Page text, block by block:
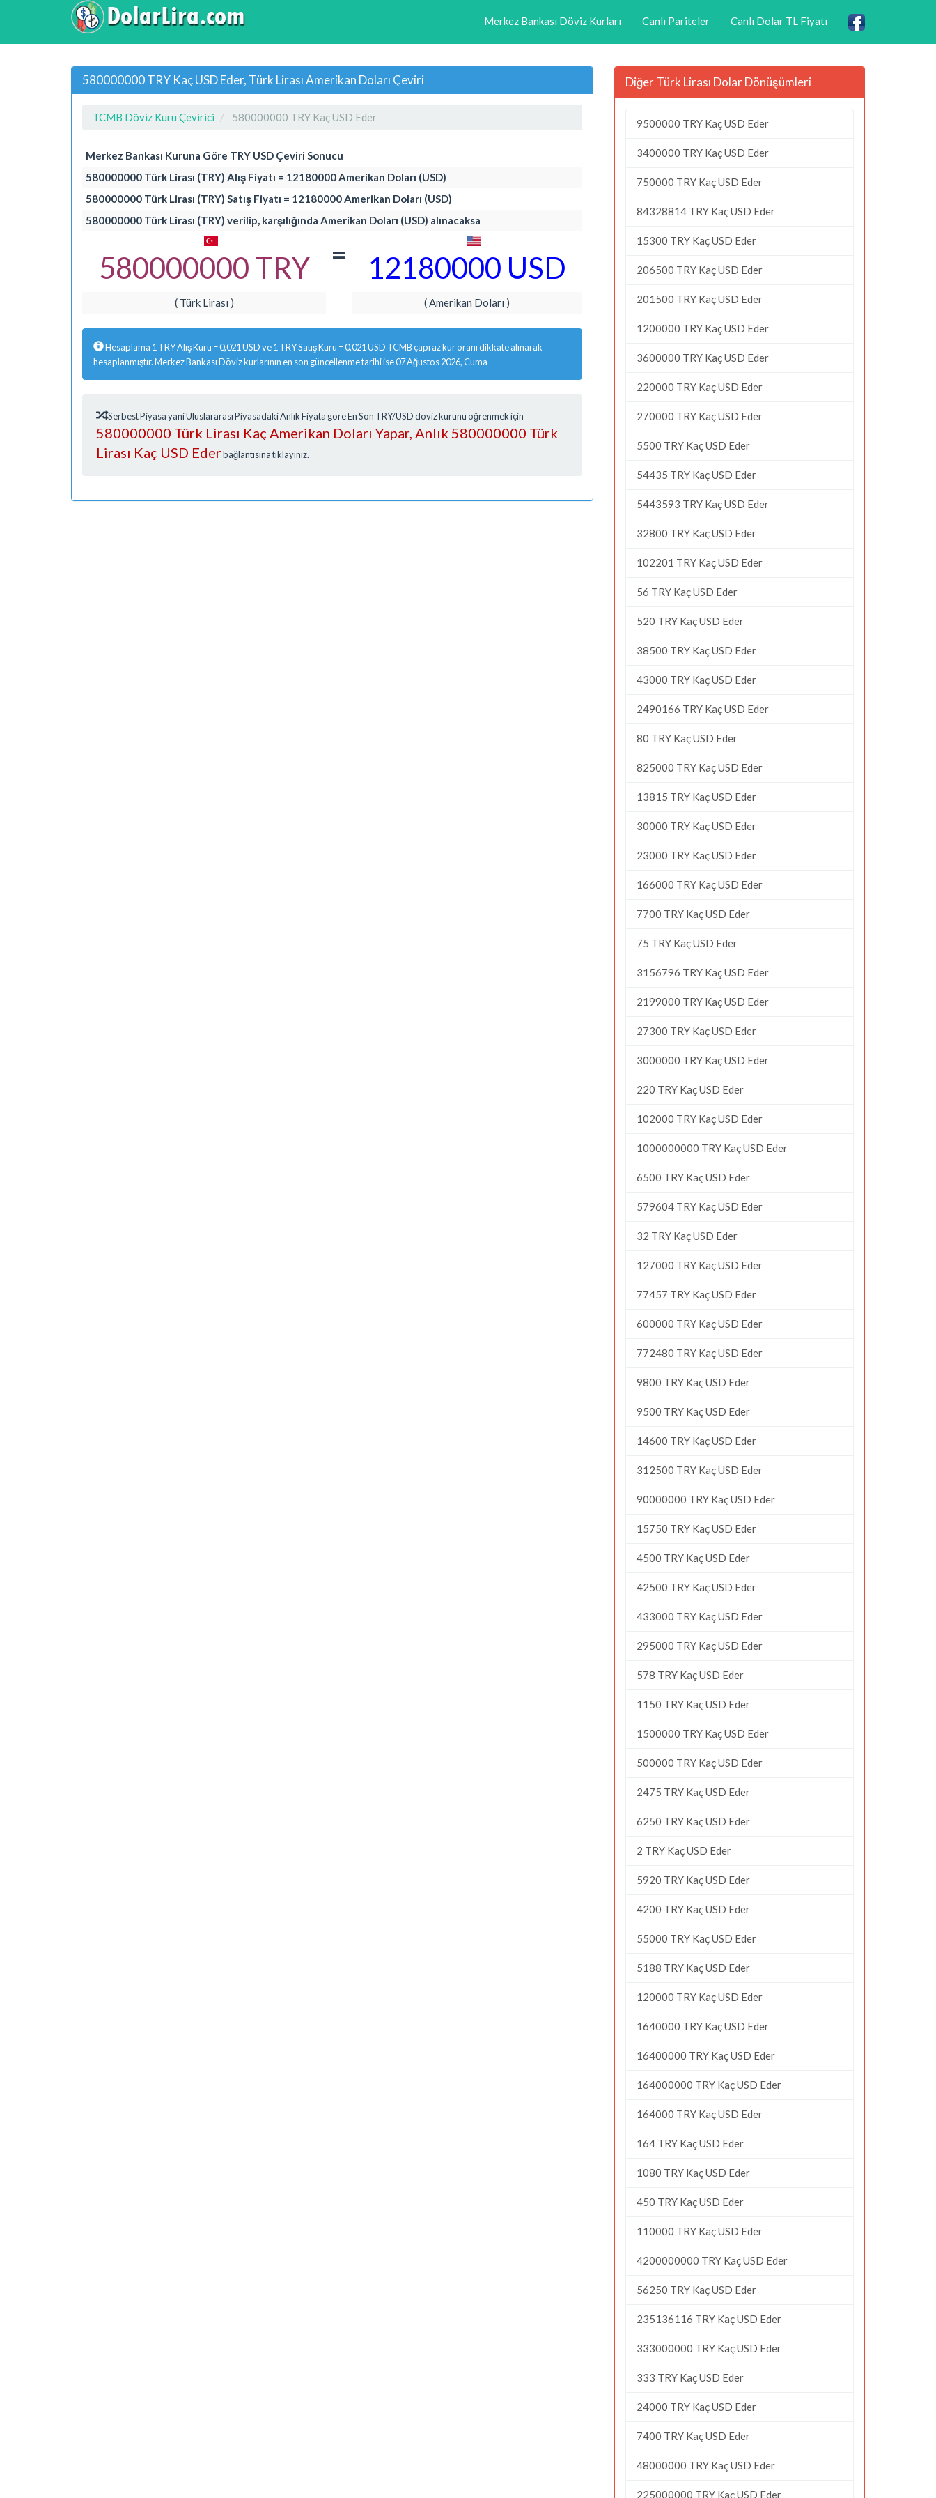
Merkez Bankası Döviz Kurları Canlı Pariteler Canlı Dolar TL Fiyatı
580000000 TRY Kaç USD Eder, Türk Lirası Amerikan Doları Çeviri
TCMB Döviz Kuru Çevirici 580000000 TRY Kaç USD Eder
Merkez Bankası Kuruna Göre TRY USD Çeviri Sonucu
580000000 Türk Lirası (TRY) Alış Fiyatı = 12180000 Amerikan Doları (USD)
580000000 Türk Lirası (TRY) Satış Fiyatı = 12180000 Amerikan Doları (USD)
580000000 Türk Lirası (TRY) verilip, karşılığında Amerikan Doları (USD) alınacaksa
580000000 TRY = 12180000 USD
( Türk Lirası ) ( Amerikan Doları )
Hesaplama 1 TRY Alış Kuru = 0,021 USD ve 1 TRY Satış Kuru = 0,021 USD TCMB çapraz kur oranı dikkate alınarak
hesaplanmıştır. Merkez Bankası Döviz kurlarının en son güncellenme tarihi ise 07 Ağustos 2026, Cuma
Serbest Piyasa yani Uluslararası Piyasadaki Anlık Fiyata göre En Son TRY/USD döviz kurunu öğrenmek için
580000000 Türk Lirası Kaç Amerikan Doları Yapar, Anlık 580000000 Türk
Lirası Kaç USD Ederbağlantısına tıklayınız.
Diğer Türk Lirası Dolar Dönüşümleri
9500000 TRY Kaç USD Eder
3400000 TRY Kaç USD Eder
750000 TRY Kaç USD Eder
84328814 TRY Kaç USD Eder
15300 TRY Kaç USD Eder
206500 TRY Kaç USD Eder
201500 TRY Kaç USD Eder
1200000 TRY Kaç USD Eder
3600000 TRY Kaç USD Eder
220000 TRY Kaç USD Eder
270000 TRY Kaç USD Eder
5500 TRY Kaç USD Eder
54435 TRY Kaç USD Eder
5443593 TRY Kaç USD Eder
32800 TRY Kaç USD Eder
102201 TRY Kaç USD Eder
56 TRY Kaç USD Eder
520 TRY Kaç USD Eder
38500 TRY Kaç USD Eder
43000 TRY Kaç USD Eder
2490166 TRY Kaç USD Eder
80 TRY Kaç USD Eder
825000 TRY Kaç USD Eder
13815 TRY Kaç USD Eder
30000 TRY Kaç USD Eder
23000 TRY Kaç USD Eder
166000 TRY Kaç USD Eder
7700 TRY Kaç USD Eder
75 TRY Kaç USD Eder
3156796 TRY Kaç USD Eder
2199000 TRY Kaç USD Eder
27300 TRY Kaç USD Eder
3000000 TRY Kaç USD Eder
220 TRY Kaç USD Eder
102000 TRY Kaç USD Eder
1000000000 TRY Kaç USD Eder
6500 TRY Kaç USD Eder
579604 TRY Kaç USD Eder
32 TRY Kaç USD Eder
127000 TRY Kaç USD Eder
77457 TRY Kaç USD Eder
600000 TRY Kaç USD Eder
772480 TRY Kaç USD Eder
9800 TRY Kaç USD Eder
9500 TRY Kaç USD Eder
14600 TRY Kaç USD Eder
312500 TRY Kaç USD Eder
90000000 TRY Kaç USD Eder
15750 TRY Kaç USD Eder
4500 TRY Kaç USD Eder
42500 TRY Kaç USD Eder
433000 TRY Kaç USD Eder
295000 TRY Kaç USD Eder
578 TRY Kaç USD Eder
1150 TRY Kaç USD Eder
1500000 TRY Kaç USD Eder
500000 TRY Kaç USD Eder
2475 TRY Kaç USD Eder
6250 TRY Kaç USD Eder
2 TRY Kaç USD Eder
5920 TRY Kaç USD Eder
4200 TRY Kaç USD Eder
55000 TRY Kaç USD Eder
5188 TRY Kaç USD Eder
120000 TRY Kaç USD Eder
1640000 TRY Kaç USD Eder
16400000 TRY Kaç USD Eder
164000000 TRY Kaç USD Eder
164000 TRY Kaç USD Eder
164 TRY Kaç USD Eder
1080 TRY Kaç USD Eder
450 TRY Kaç USD Eder
110000 TRY Kaç USD Eder
4200000000 TRY Kaç USD Eder
56250 TRY Kaç USD Eder
235136116 TRY Kaç USD Eder
333000000 TRY Kaç USD Eder
333 TRY Kaç USD Eder
24000 TRY Kaç USD Eder
7400 TRY Kaç USD Eder
48000000 TRY Kaç USD Eder
225000000 TRY Kaç USD Eder